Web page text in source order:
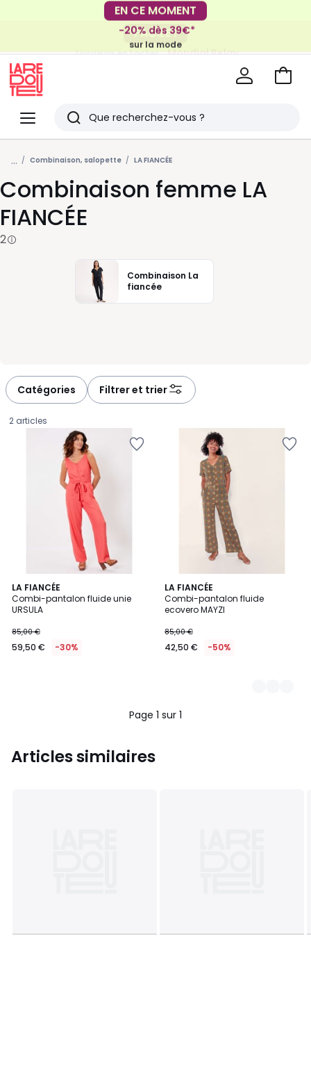
EN CE MOMENT
-20% dès 39€*
sur la mode
FACILE !
Livraison en Locker Mondial Relay
Menu
Redoute
Rechercher
Derniers
articles
vus
Voir
... Combinaison, salopette LA FIANCÉE
Combinaison femme LA
FIANCÉE
2
Combinaison La
fiancée
Catégories Filtrer et trier
2 articles
LA FIANCÉE
Combi-pantalon fluide unie
URSULA
€
au
réduction
appliquée.
85,00 €
59,50 € -30%
LA FIANCÉE
Combi-pantalon fluide
ecovero MAYZI
85,00 €
42,50 € -50%
2
Couleurs
Page 1 sur 1
Articles similaires